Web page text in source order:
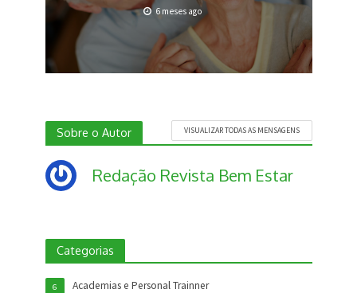
6 meses ago
Sobre o Autor VISUALIZAR TODAS AS MENSAGENS
Redação Revista Bem Estar
Categorias
Academias e Personal Trainner
6